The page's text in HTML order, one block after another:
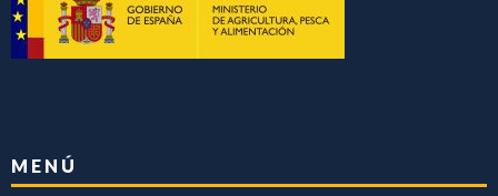
MENÚ